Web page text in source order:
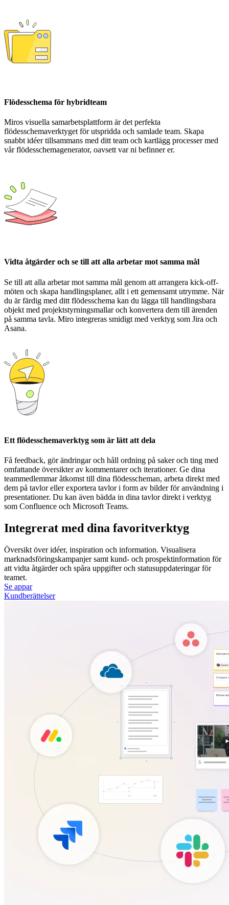
Flödesschema för hybridteam
Miros visuella samarbetsplattform är det perfekta
flödesschemaverktyget för utspridda och samlade team. Skapa
snabbt idéer tillsammans med ditt team och kartlägg processer med
vår flödesschemagenerator, oavsett var ni befinner er.
Vidta åtgärder och se till att alla arbetar mot samma mål
Se till att alla arbetar mot samma mål genom att arrangera kick-off-
möten och skapa handlingsplaner, allt i ett gemensamt utrymme. När
du är färdig med ditt flödesschema kan du lägga till handlingsbara
objekt med projektstyrningsmallar och konvertera dem till ärenden
på samma tavla. Miro integreras smidigt med verktyg som Jira och
Asana.
Ett flödesschemaverktyg som är lätt att dela
Få feedback, gör ändringar och håll ordning på saker och ting med
omfattande översikter av kommentarer och iterationer. Ge dina
teammedlemmar åtkomst till dina flödesscheman, arbeta direkt med
dem på tavlor eller exportera tavlor i form av bilder för användning i
presentationer. Du kan även bädda in dina tavlor direkt i verktyg
som Confluence och Microsoft Teams.
Integrerat med dina favoritverktyg
Översikt över idéer, inspiration och information. Visualisera
marknadsföringskampanjer samt kund- och prospektinformation för
att vidta åtgärder och spåra uppgifter och statusuppdateringar för
teamet.
Se appar
Kundberättelser